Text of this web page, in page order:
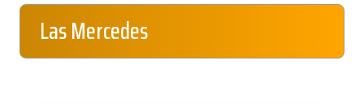
Las Mercedes